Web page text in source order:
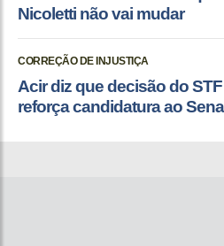
Nicoletti não vai mudar
CORREÇÃO DE INJUSTIÇA
Acir diz que decisão do
reforça candidatura ao